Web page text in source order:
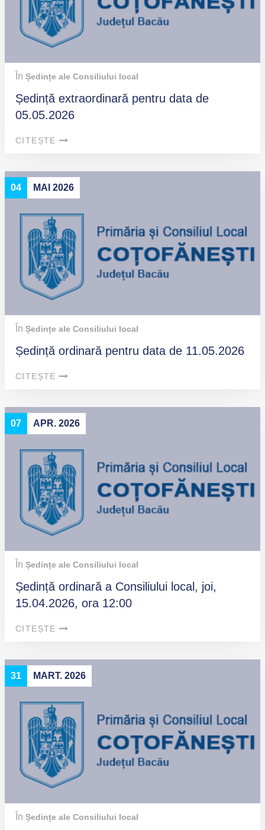
În Ședințe ale Consiliului local
Ședință extraordinară pentru data de
05.05.2026
CITEȘTE
04 MAI 2026
În Ședințe ale Consiliului local
Ședință ordinară pentru data de 11.05.2026
CITEȘTE
07 APR. 2026
În Ședințe ale Consiliului local
Ședință ordinară a Consiliului local, joi,
15.04.2026, ora 12:00
CITEȘTE
31 MART. 2026
În Ședințe ale Consiliului local